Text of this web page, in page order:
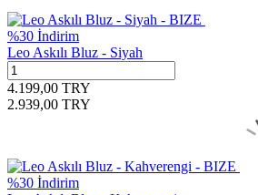
%30 İndirim
Leo Askılı Bluz - Siyah
4.199,00 TRY
2.939,00 TRY
%30 İndirim